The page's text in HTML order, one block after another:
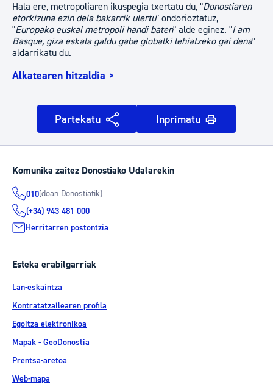
Hala ere, metropoliaren ikuspegia txertatu du, "Donostiaren
etorkizuna ezin dela bakarrik ulertu" ondorioztatuz,
"Europako euskal metropoli handi baten" alde eginez. "I am
Basque, giza eskala galdu gabe globalki lehiatzeko gai dena"
aldarrikatu du.
Alkatearen hitzaldia >
Partekatu Inprimatu
Komunika zaitez Donostiako Udalarekin
010(doan Donostiatik)
(+34) 943 481 000
Herritarren postontzia
Esteka erabilgarriak
Lan-eskaintza
Kontratatzailearen profila
Egoitza elektronikoa
Mapak - GeoDonostia
Prentsa-aretoa
Web-mapa